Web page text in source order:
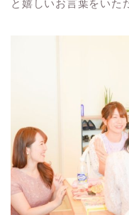
と嬉しいお言葉をいた